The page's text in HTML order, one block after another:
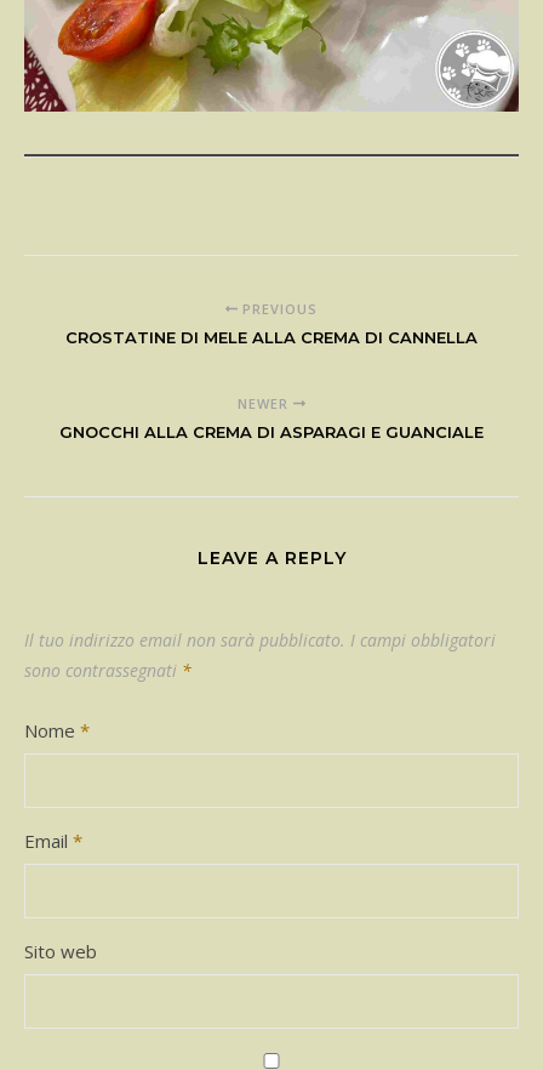
PREVIOUS
CROSTATINE DI MELE ALLA CREMA DI CANNELLA
NEWER
GNOCCHI ALLA CREMA DI ASPARAGI E GUANCIALE
LEAVE A REPLY
Il tuo indirizzo email non sarà pubblicato. I campi obbligatori
sono contrassegnati *
Nome *
Email *
Sito web